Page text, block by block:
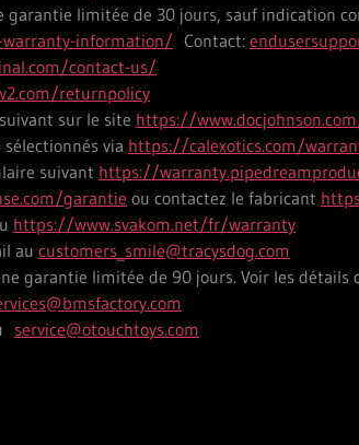
garantie limitée de 30 jours, sauf indication
information/ Contact:
contact-us/
returnpolicy
sur le site https://
via https://calexotics.com/
suivant https://
garantie ou contactez le fabricant
https://www.svakom.net/fr/warranty
au customers_smile@tracysdog.com
garantie limitée de 90 jours. Voir les détails
service@otouchtoys.com